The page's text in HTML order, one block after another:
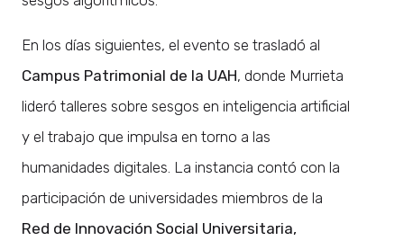
En los días siguientes, el evento se trasladó al
Campus Patrimonial de la UAH, donde Murrieta
lideró talleres sobre sesgos en inteligencia artificial
y el trabajo que impulsa en torno a las
humanidades digitales. La instancia contó con la
participación de universidades miembros de la
Red de Innovación Social Universitaria,